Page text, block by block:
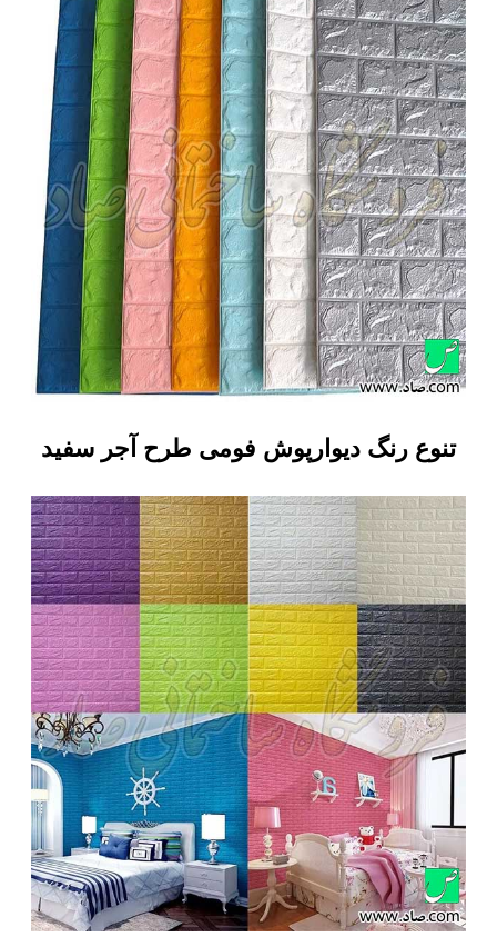
تنوع رنگ دیوارپوش فومی طرح آجر سفید